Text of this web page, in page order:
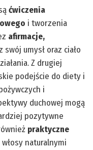
ćwiczenia
i tworzenia
afirmacje,
swój umysł oraz ciało
Z drugiej
podejście do diety i
i
duchowej mogą
pozytywne
praktyczne
naturalnymi